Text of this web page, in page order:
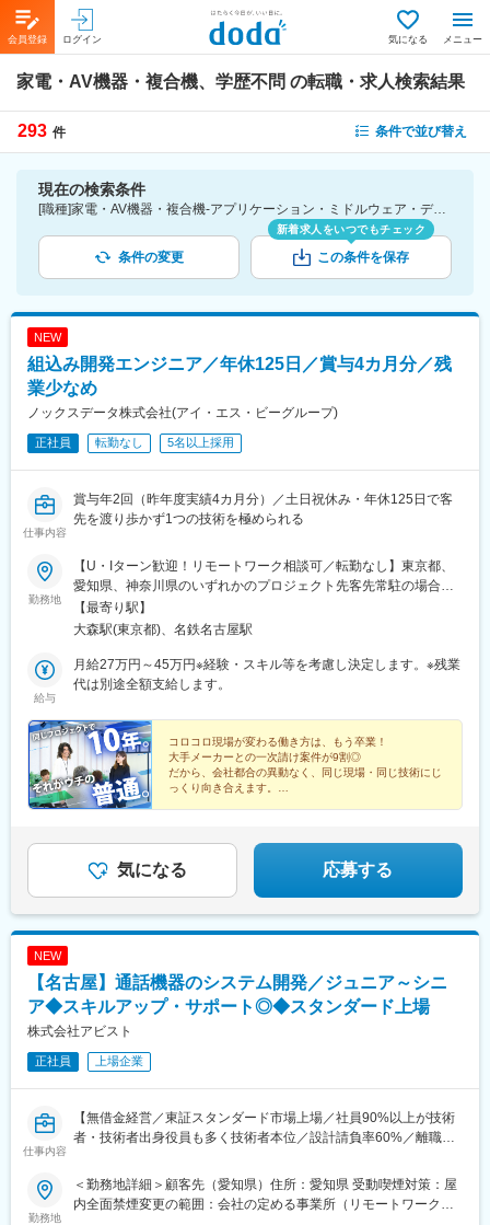
会員登録 ログイン 気になる メニュー
家電・AV機器・複合機、学歴不問 の転職・求人検索結果
293 件 条件で並び替え
現在の検索条件
[職種]家電・AV機器・複合機-アプリケーション・ミドルウェア・デバイスドライバ・ファームウェア [こだわり条件ピックアップ]学歴不問 [詳細条件](募集・採用情報)学歴不問
条件の変更
新着求人をいつでもチェック
この条件を保存
NEW
組込み開発エンジニア／年休125日／賞与4カ月分／残
業少なめ
ノックスデータ株式会社(アイ・エス・ビーグループ)
正社員 転勤なし 5名以上採用
仕事内容
賞与年2回（昨年度実績4カ月分）／土日祝休み・年休125日で客
先を渡り歩かず1つの技術を極められる
勤務地
【U・Iターン歓迎！リモートワーク相談可／転勤なし】東京都、
愛知県、神奈川県のいずれかのプロジェクト先客先常駐の場合、
東京（府中など）または神奈川（横浜など）のプロジェクト先に
勤務いただきます。★案件によっては、一部リモートワークを取
本社／東京都品川区南大井6-26-2 大森ベルポートB館10F名古屋事
業所／愛知県名古屋市中村区名駅4-2-25 名古屋ビルディング桜館
京急本線「大森海岸駅」より徒歩5分名古屋事業所／地下鉄桜通線
「国際センター駅」より徒歩2分、JR・名鉄・近鉄・地下鉄各線
「名古屋駅」より徒歩6分受動喫煙対策：あり（屋内分煙）
【最寄り駅】
大森駅(東京都)、名鉄名古屋駅
給与
月給27万円～45万円※経験・スキル等を考慮し決定します。※残業
代は別途全額支給します。
コロコロ現場が変わる働き方は、もう卒業！
大手メーカーとの一次請け案件が9割◎
だから、会社都合の異動なく、同じ現場・同じ技術にじ
っくり向き合えます。
気になる 応募する
NEW
【名古屋】通話機器のシステム開発／ジュニア～シニ
ア◆スキルアップ・サポート◎◆スタンダード上場
株式会社アビスト
正社員 上場企業
仕事内容
【無借金経営／東証スタンダード市場上場／社員90%以上が技術
者・技術者出身役員も多く技術者本位／設計請負率60%／離職率
■業務内容：
勤務地
＜勤務地詳細＞顧客先（愛知県）住所：愛知県 受動喫煙対策：屋
内全面禁煙変更の範囲：会社の定める事業所（リモートワーク含